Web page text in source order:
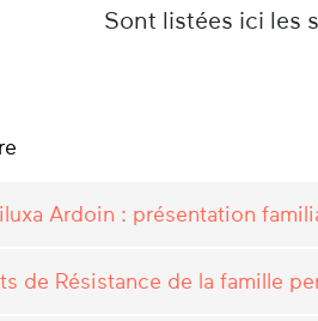
Sont listées ici les
Ardoin : présentation
de Résistance de la famille